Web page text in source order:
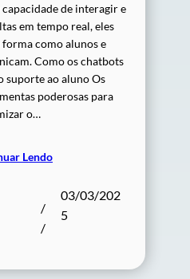
de interagir e
em tempo real, eles
como alunos e
Como os chatbots
suporte ao aluno Os
poderosas para
o…
Lendo
/
/
03/03/202
5